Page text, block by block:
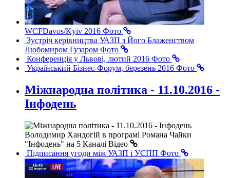
WCFDavos/Kyiv 2016 Фото
Зустріч керівництва УАЗП з Його Блаженством
Любомиром Гузаром Фото
Конференція у Львові, лютий 2016 Фото
Український Бізнес-Форум, березень 2016 Фото
Міжнародна політика - 11.10.2016 -
Інфодень
Володимир Хандогій в програмі Романа Чайки
"Інфодень" на 5 Каналі Відео
Підписання угоди між УАЗП і УСПП Фото